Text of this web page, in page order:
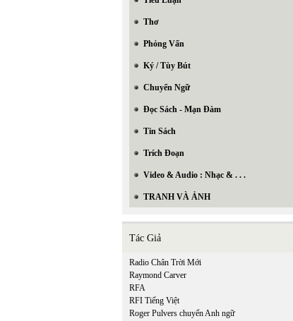
Thơ
Phỏng Vấn
Ký / Tùy Bút
Chuyển Ngữ
Đọc Sách - Mạn Đàm
Tin Sách
Trích Đoạn
Video & Audio : Nhạc & . . .
TRANH VÀ ẢNH
Tác Giả
Radio Chân Trời Mới
Raymond Carver
RFA
RFI Tiếng Việt
Roger Pulvers chuyển Anh ngữ